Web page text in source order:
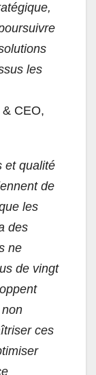
les
CEO,
et qualité
de
les
des
ne
de vingt
ces